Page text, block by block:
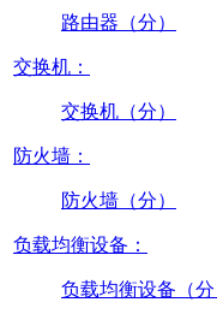
路由器（分）
交换机：
交换机（分）
防火墙：
防火墙（分）
负载均衡设备：
负载均衡设备（分